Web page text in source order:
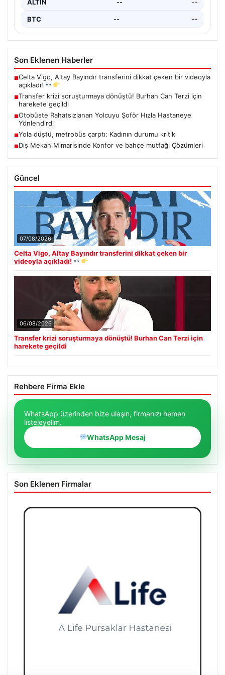
ALTIN -- --
BTC -- --
Son Eklenen Haberler
■Celta Vigo, Altay Bayındır transferini dikkat çeken bir videoyla
açıkladı!
■Transfer krizi soruşturmaya dönüştü! Burhan Can Terzi için
harekete geçildi
■Otobüste Rahatsızlanan Yolcuyu Şoför Hızla Hastaneye
Yönlendirdi
■Yola düştü, metrobüs çarptı: Kadının durumu kritik
■Dış Mekan Mimarisinde Konfor ve bahçe mutfağı Çözümleri
Güncel
07/08/2026
Celta Vigo, Altay Bayındır transferini dikkat çeken bir
videoyla açıkladı!
06/08/2026
Transfer krizi soruşturmaya dönüştü! Burhan Can Terzi için
harekete geçildi
Rehbere Firma Ekle
WhatsApp üzerinden bize ulaşın, firmanızı hemen
listeleyelim.
WhatsApp Mesaj
Son Eklenen Firmalar